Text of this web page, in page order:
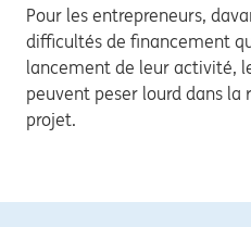
Pour les entrepreneurs,
difficultés de financement
lancement de leur activité,
peuvent peser lourd dans la
projet.